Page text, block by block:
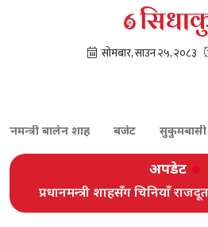
बालेन शाह बजेट सुकुमबासी
अपडेट
प्रधानमन्त्री शाहसँग चिनियाँ